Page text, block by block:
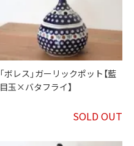
「ボレス」ガーリックポット【藍
目玉×バタフライ】
SOLD OUT